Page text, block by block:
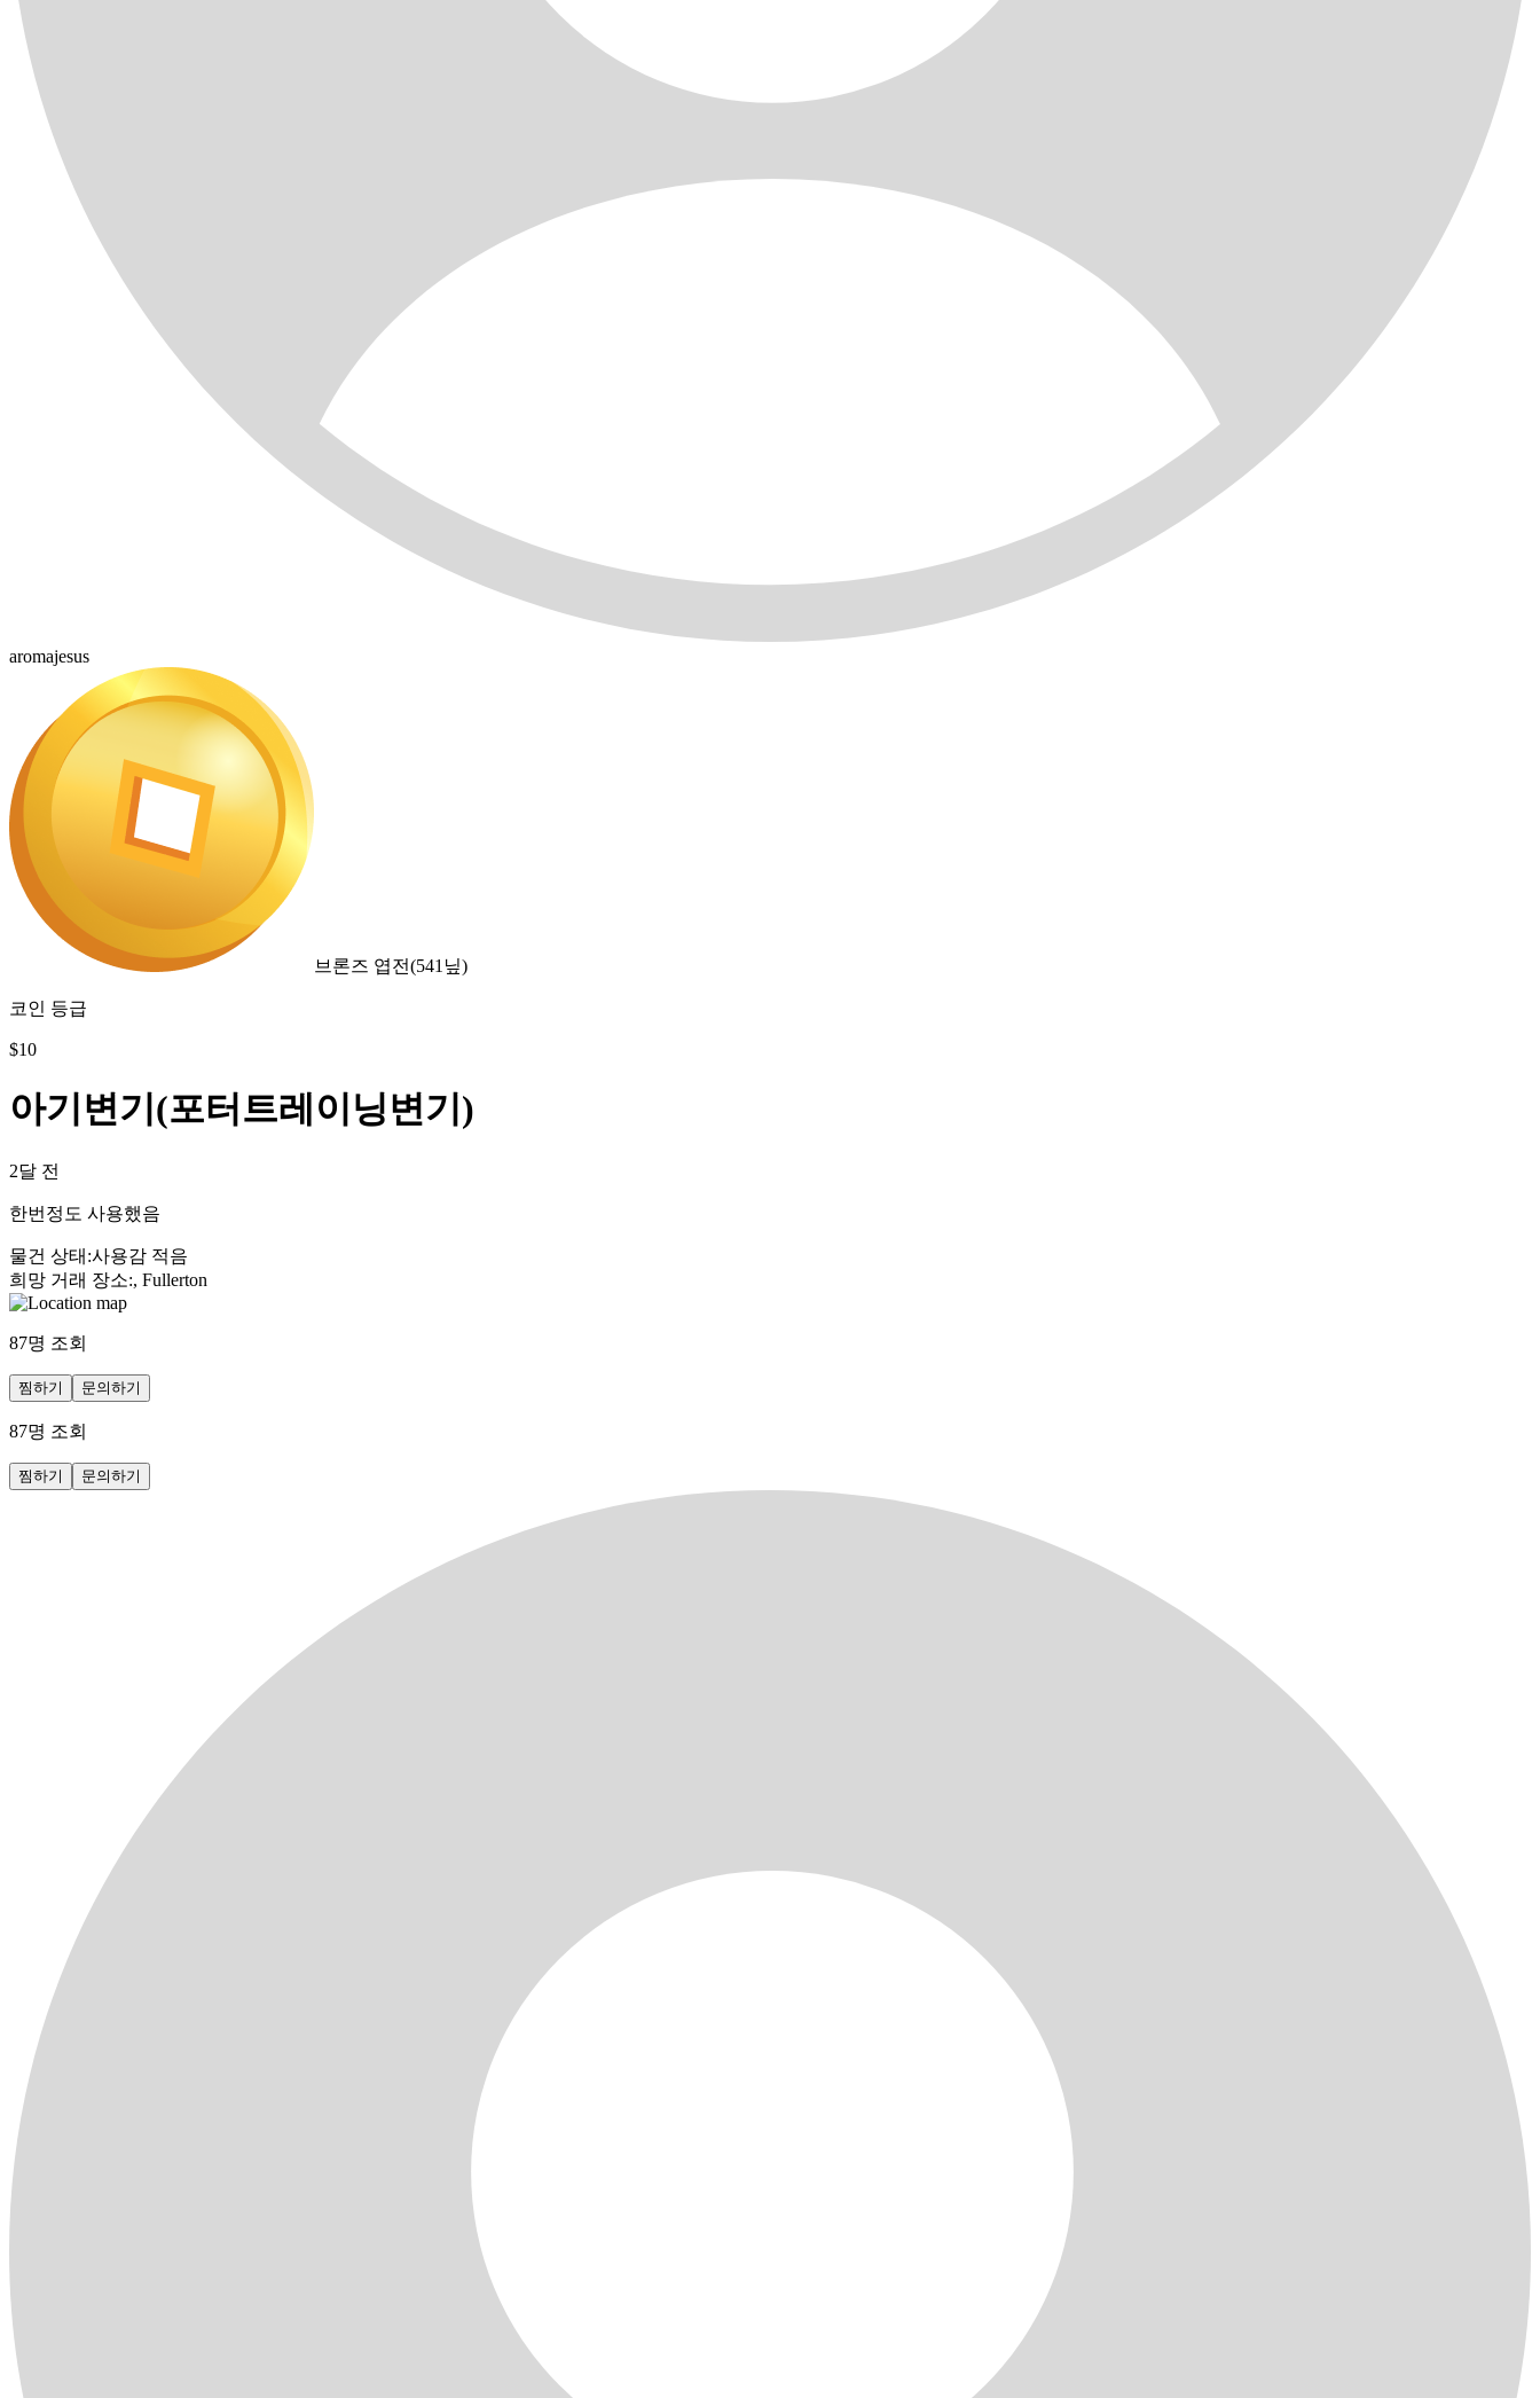
aromajesus
브론즈 엽전(541 닢)
코인 등급
$10
아기변기(포터트레이닝변기)
2달 전
한번정도 사용했음
물건 상태 :사용감 적음
희망 거래 장소:, Fullerton
87명 조회
찜하기 문의하기
87명 조회
찜하기 문의하기